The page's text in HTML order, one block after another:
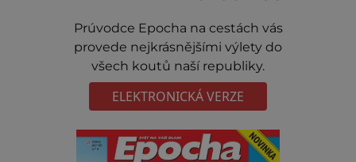
Prúvodce Epocha na cestách vás
provede nejkrásnějšími výlety do
všech koutů naší republiky.
ELEKTRONICKÁ VERZE